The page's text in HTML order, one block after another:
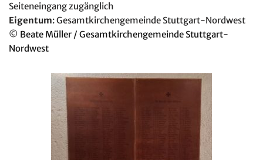
Seiteneingang zugänglich
Eigentum: Gesamtkirchengemeinde Stuttgart-Nordwest
© Beate Müller / Gesamtkirchengemeinde Stuttgart-
Nordwest